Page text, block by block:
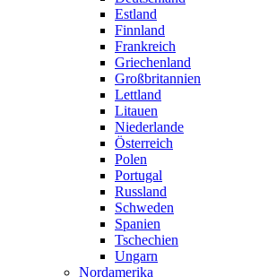
Estland
Finnland
Frankreich
Griechenland
Großbritannien
Lettland
Litauen
Niederlande
Österreich
Polen
Portugal
Russland
Schweden
Spanien
Tschechien
Ungarn
Nordamerika